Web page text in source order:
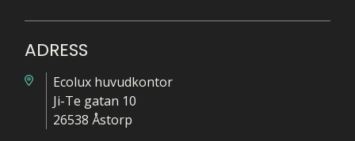
ADRESS
Ecolux huvudkontor
Ji-Te gatan 10
26538 Åstorp